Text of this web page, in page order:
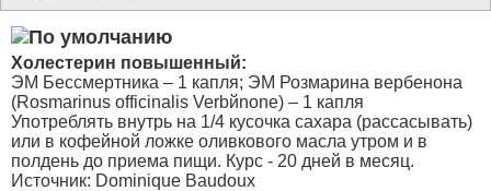
Холестерин повышенный:
ЭМ Бессмертника – 1 капля; ЭМ Розмарина вербенона
(Rosmarinus officinalis Verbйnone) – 1 капля
Употреблять внутрь на 1/4 кусочка сахара (рассасывать)
или в кофейной ложке оливкового масла утром и в
полдень до приема пищи. Курс - 20 дней в месяц.
Источник: Dominique Baudoux